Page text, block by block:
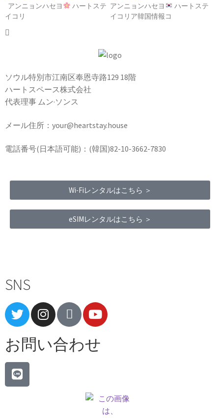
アンニョンハセヨ
ハートステ
イコリ
アンニョンハセヨ
ハートステ
イコリア韓国情報コ
ソウル特別市江南区奉恩寺路129 18階
ハートスペース株式会社
代表理事 ムン·ソンス
メール住所：your@heartstay.house
電話番号(日本語可能)：(韓国)82-10-3662-7830
Wi-Fiレンタルはこちら ＞
eSIMレンタルはこちら ＞
SNS
お問い合わせ